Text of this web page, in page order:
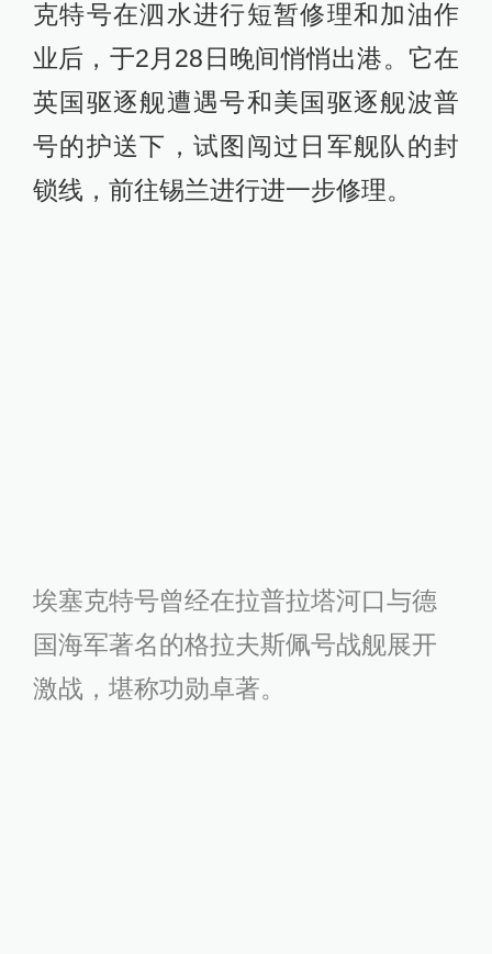
克特号在泗水进行短暂修理和加油作
业后，于2月28日晚间悄悄出港。它在
英国驱逐舰遭遇号和美国驱逐舰波普
号的护送下，试图闯过日军舰队的封
锁线，前往锡兰进行进一步修理。
埃塞克特号曾经在拉普拉塔河口与德
国海军著名的格拉夫斯佩号战舰展开
激战，堪称功勋卓著。